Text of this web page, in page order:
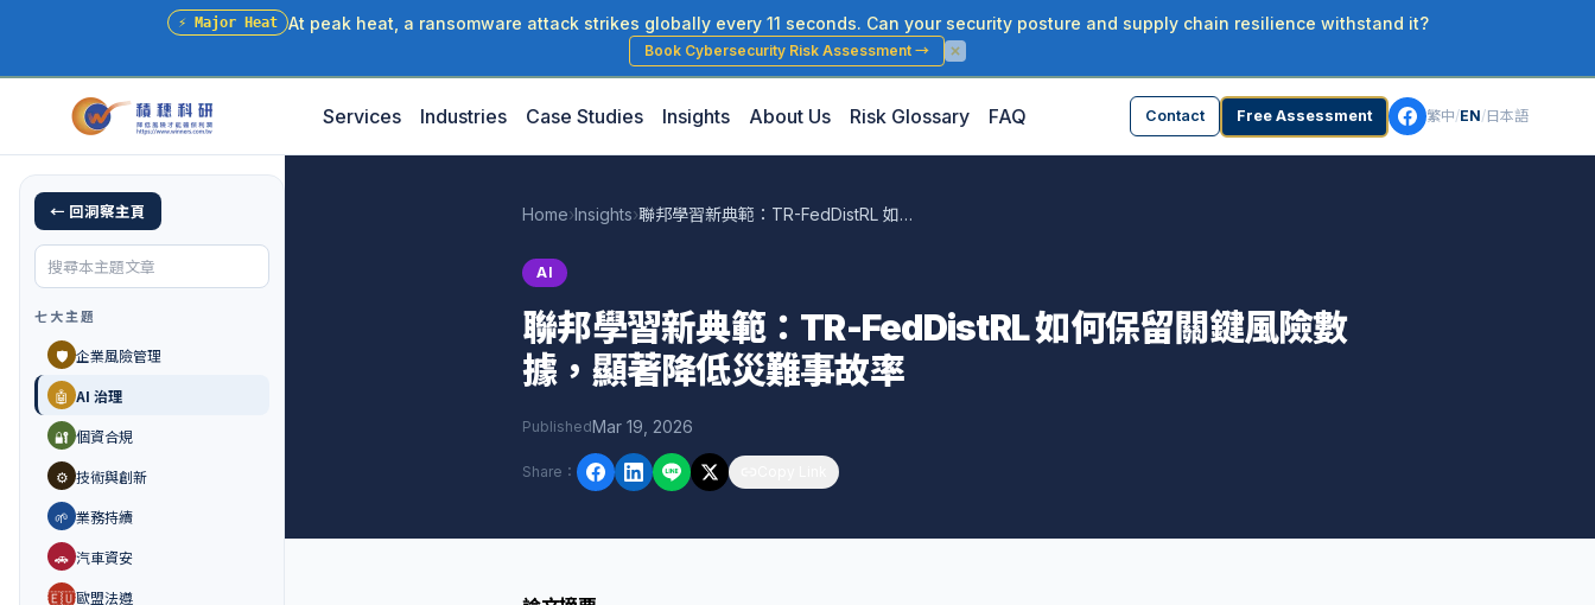
⚡ Major Heat At peak heat, a ransomware attack strikes globally every 11 seconds. Can your security posture and supply chain resilience withstand it?
Book Cybersecurity Risk Assessment →
Services Industries Case Studies Insights About Us Risk Glossary FAQ Contact Free Assessment 繁中/EN/日本語
← 回洞察主頁
七大主題
🛡️ 企業風險管理
🤖 AI 治理
🔐 個資合規
⚙️ 技術與創新
🌱 業務持續
🚗 汽車資安
🇪🇺歐盟法遵
Home›Insights› 聯邦學習新典範：TR-FedDistRL 如何保留關鍵風險數據，顯著降低災難事故率
AI
聯邦學習新典範：TR-FedDistRL 如何保留關鍵風險數
據，顯著降低災難事故率
PublishedMar 19, 2026
Share ：